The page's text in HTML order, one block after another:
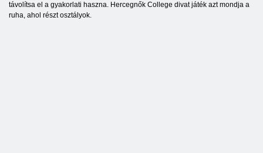
távolítsa el a gyakorlati haszna. Hercegnők College divat játék azt mondja a
ruha, ahol részt osztályok.